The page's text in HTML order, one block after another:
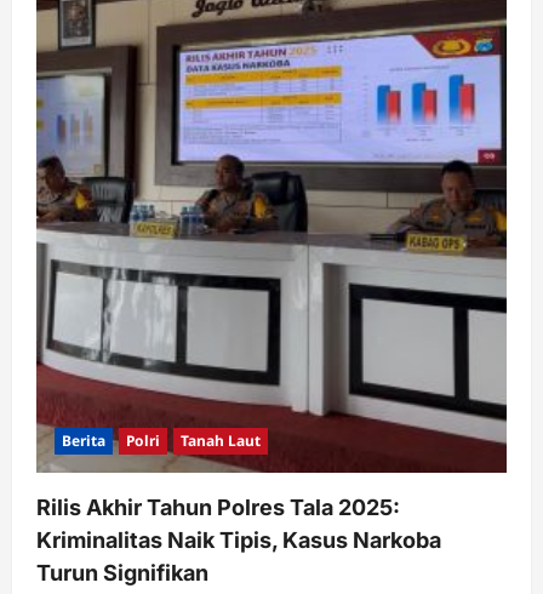
Berita Polri Tanah Laut
Rilis Akhir Tahun Polres Tala 2025:
Kriminalitas Naik Tipis, Kasus Narkoba
Turun Signifikan